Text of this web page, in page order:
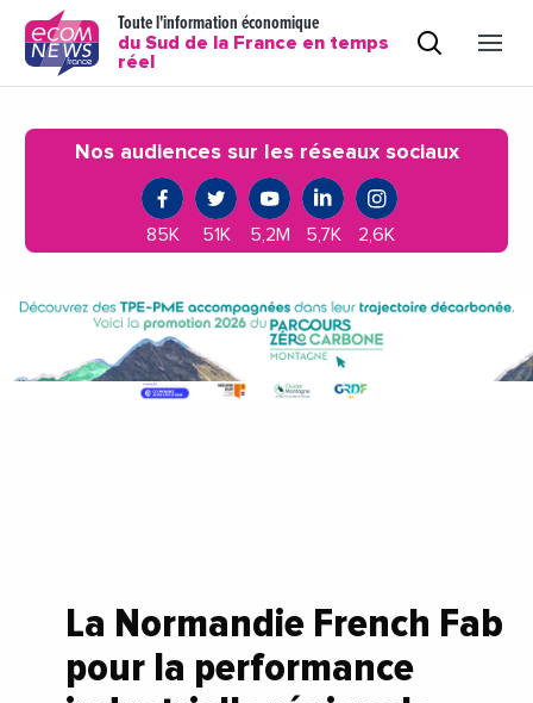
Toute l'information économique
du Sud de la France en temps
réel
Nos audiences sur les réseaux sociaux
85K 51K 5,2M 5,7K 2,6K
La Normandie French Fab
pour la performance